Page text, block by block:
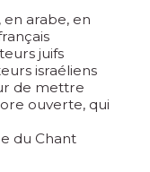
en arabe, en
juifs
israéliens
de mettre
ouverte, qui
du Chant